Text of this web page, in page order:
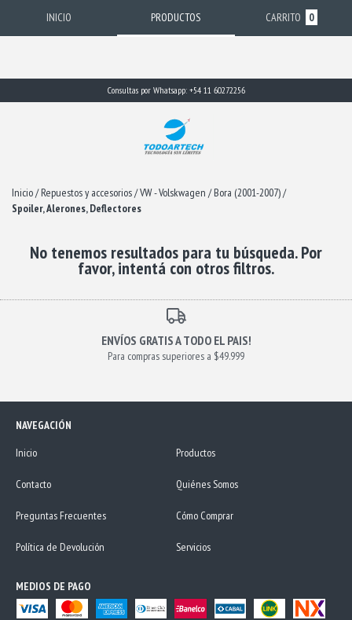
INICIO PRODUCTOS CARRITO 0
Consultas por Whatsapp: +54 11 60272256
Inicio/ Repuestos y accesorios/VW - Volskwagen / Bora (2001-2007)/
Spoiler, Alerones, Deflectores
No tenemos resultados para tu búsqueda. Por
favor, intentá con otros filtros.
ENVÍOS GRATIS A TODO EL PAIS!
Para compras superiores a $49.999
NAVEGACIÓN
Inicio
Productos
Contacto Quiénes Somos
Preguntas Frecuentes Cómo Comprar
Política de Devolución Servicios
MEDIOS DE PAGO